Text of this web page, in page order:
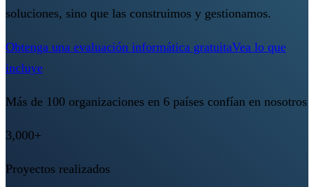
soluciones, sino que las construimos y gestionamos.
Obtenga una evaluación informática gratuitaVea lo que
incluye
Más de 100 organizaciones en 6 países confían en nosotros
3,000+
Proyectos realizados